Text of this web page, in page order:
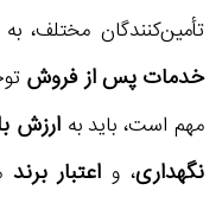
تأمین‌کنندگان مختلف،
خدمات پس از فروش
مهم است، باید بهارزش
نگهداری، و اعتبار برند